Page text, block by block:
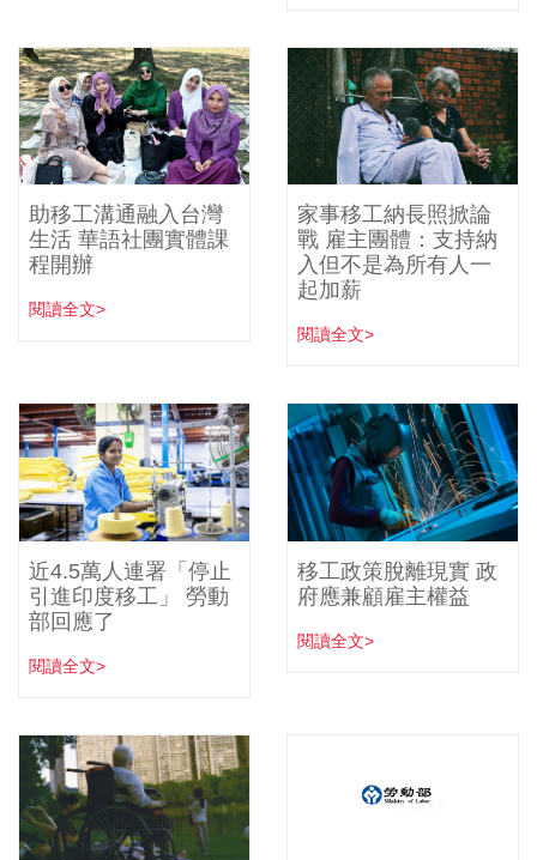
助移工溝通融入台灣
生活 華語社團實體課
程開辦
閱讀全文>
家事移工納長照掀論
戰 雇主團體：支持納
入但不是為所有人一
起加薪
閱讀全文>
近4.5萬人連署「停止
引進印度移工」 勞動
部回應了
閱讀全文>
移工政策脫離現實 政
府應兼顧雇主權益
閱讀全文>